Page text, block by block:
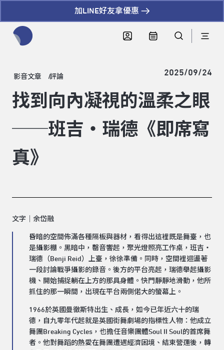
加LINE好友拿優惠
影音文章 評論 2025/09/24
找到向內凝視的溫柔之眼
──班吉‧瑞德《即席寫
真》
文字｜余岱融
昏暗的空間佈滿各種隔板與器材，看得出這裡既是舞臺，也
是攝影棚。黑暗中，罄音響起，聚光燈照亮工作桌，班吉‧
瑞德（Benji Reid）上臺，徐徐準備。同時，空間裡迴盪著
一段討論戰爭攝影的錄音。後方的平台亮起，瑞德舉起攝影
機、開始捕捉躺在上方的那具身體。快門靜靜地滑動，他所
抓住的那一瞬間，出現在平台兩側偌大的螢幕上。
1966於英國曼徹斯特出生、成長，如今已年近六十的瑞
德，自九零年代起就是英國街舞劇場的指標性人物：他成立
舞團Breaking Cycles，也擔任音樂團體Soul II Soul的首席舞
者。他對舞蹈的熱愛在舞團遭遇經濟困境、結束營運後，轉